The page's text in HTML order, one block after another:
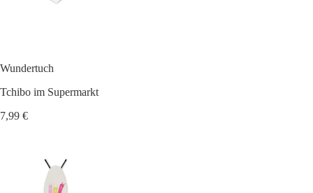
Wundertuch
Tchibo im Supermarkt
7,99 €